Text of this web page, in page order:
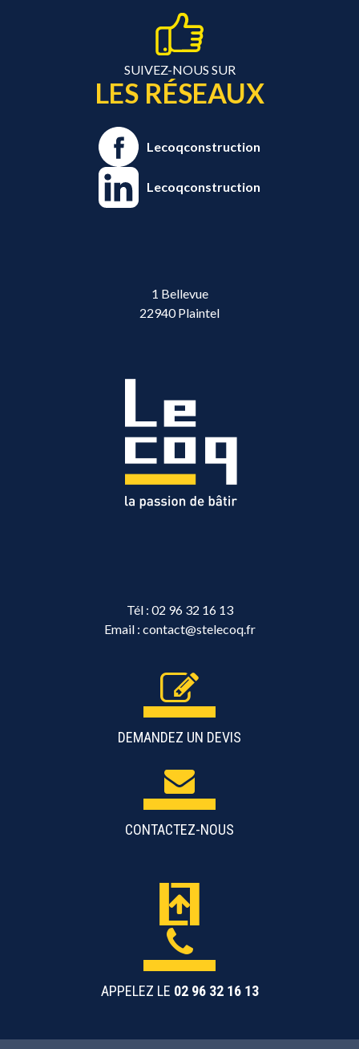
SUIVEZ-NOUS SUR
LES RÉSEAUX
Lecoqconstruction
Lecoqconstruction
1 Bellevue
22940 Plaintel
Tél : 02 96 32 16 13
Email : contact@stelecoq.fr
DEMANDEZ UN DEVIS
CONTACTEZ-NOUS
APPELEZ LE 02 96 32 16 13